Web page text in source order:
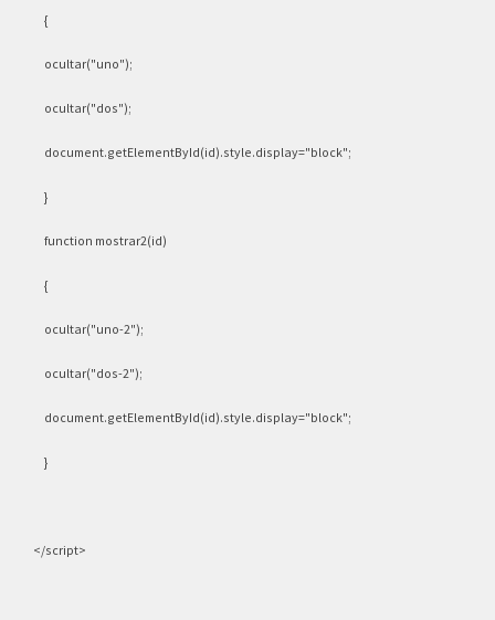
{
ocultar("uno");
ocultar("dos");
document.getElementById(id).style.display="block";
}
function mostrar2(id)
{
ocultar("uno-2");
ocultar("dos-2");
document.getElementById(id).style.display="block";
}
</script>